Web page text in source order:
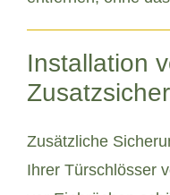
Installation
Zusätzliche
Ihrer Türschlösser